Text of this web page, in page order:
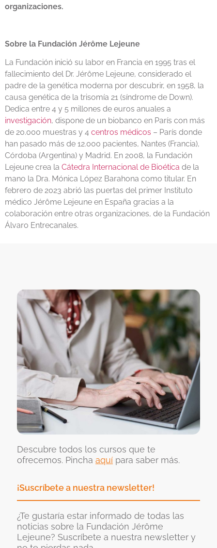
organizaciones.
Sobre la Fundación Jérôme Lejeune
La Fundación inició su labor en Francia en 1995 tras el
fallecimiento del Dr. Jérôme Lejeune, considerado el
padre de la genética moderna por descubrir, en 1958, la
causa genética de la trisomía 21 (síndrome de Down).
Dedica entre 4 y 5 millones de euros anuales a
investigación, dispone de un biobanco en París con más
de 20.000 muestras y 4 centros médicos – París donde
han pasado más de 12.000 pacientes, Nantes (Francia),
Córdoba (Argentina) y Madrid. En 2008, la Fundación
Lejeune crea la Cátedra Internacional de Bioética de la
mano la Dra. Mónica López Barahona como titular. En
febrero de 2023 abrió las puertas del primer Instituto
médico Jérôme Lejeune en España gracias a la
colaboración entre otras organizaciones, de la Fundación
Álvaro Entrecanales.
Descubre todos los cursos que te
ofrecemos. Pincha aquí para saber más.
¡Suscríbete a nuestra newsletter!
¿Te gustaría estar informado de todas las
noticias sobre la Fundación Jérôme
Lejeune? Suscríbete a nuestra newsletter y